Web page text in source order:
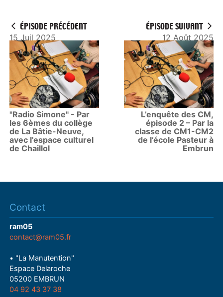
ÉPISODE PRÉCÉDENT
15 Juil 2025
"Radio Simone" - Par
les 6èmes du collège
de La Bâtie-Neuve,
avec l'espace culturel
de Chaillol
ÉPISODE SUIVANT
12 Août 2025
L’enquête des CM,
épisode 2 – Par la
classe de CM1-CM2
de l’école Pasteur à
Embrun
Contact
ram05
contact@ram05.fr
• "La Manutention"
Espace Delaroche
05200 EMBRUN
04 92 43 37 38